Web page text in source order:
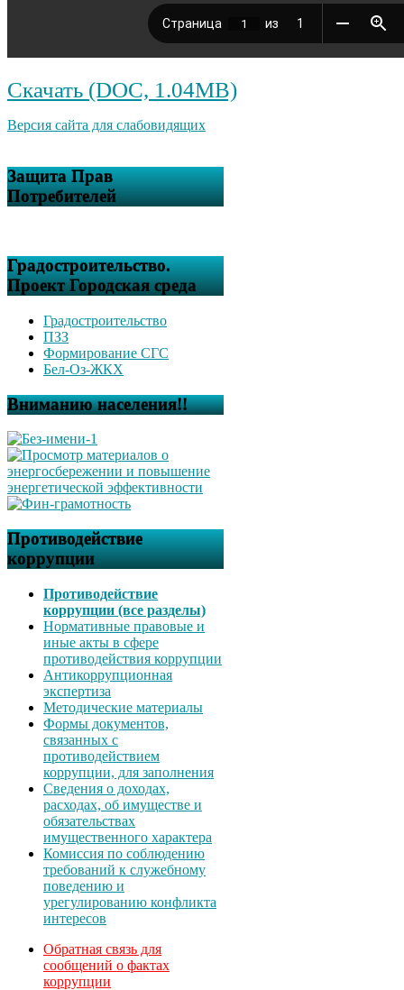
Скачать (DOC, 1.04MB)
Версия сайта для слабовидящих
Защита Прав
Потребителей
Градостроительство.
Проект Городская среда
Градостроительство
ПЗЗ
Формирование СГС
Бел-Оз-ЖКХ
Вниманию населения!!
Противодействие
коррупции
Противодействие
коррупции (все разделы)
Нормативные правовые и
иные акты в сфере
противодействия коррупции
Антикоррупционная
экспертиза
Методические материалы
Формы документов,
связанных с
противодействием
коррупции, для заполнения
Сведения о доходах,
расходах, об имуществе и
обязательствах
имущественного характера
Комиссия по соблюдению
требований к служебному
поведению и
урегулированию конфликта
интересов
Обратная связь для
сообщений о фактах
коррупции